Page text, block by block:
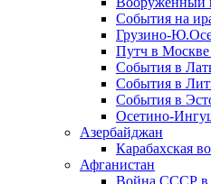
События на
Грузино-
Путч в Москве
События в
События в
События в
Осетино-
Азербайджан
Карабахская
Афганистан
Война СССР в